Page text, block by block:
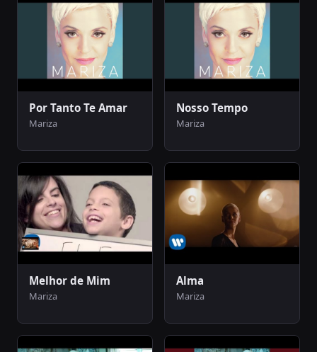
Por Tanto Te Amar
Mariza
Nosso Tempo
Mariza
Melhor de Mim
Mariza
Alma
Mariza